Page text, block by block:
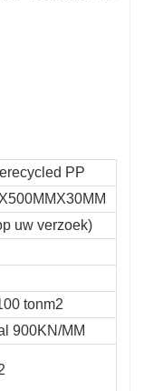
PP
uw verzoek)
tonm2
900KN/MM